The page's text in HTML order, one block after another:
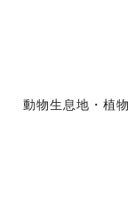
動物生息地・植